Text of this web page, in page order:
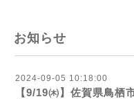
お知らせ
2024-09-05 10:18:00
【9/19㈭】佐賀県鳥栖